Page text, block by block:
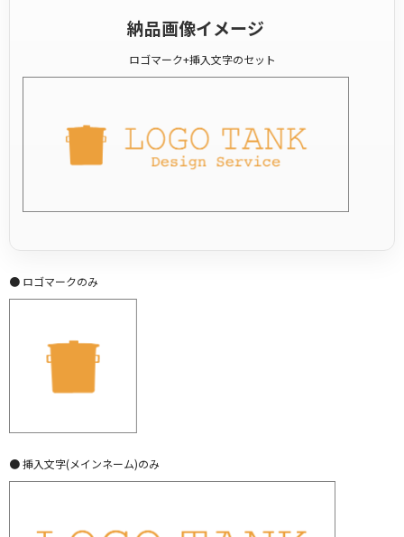
納品画像イメージ
ロゴマーク+挿入文字のセット
● ロゴマークのみ
● 挿入文字(メインネーム)のみ